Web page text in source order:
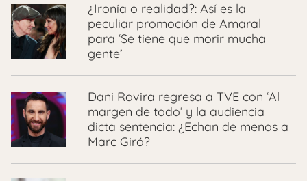
¿Ironía o realidad?: Así es la
peculiar promoción de Amaral
para ‘Se tiene que morir mucha
gente’
Dani Rovira regresa a TVE con ‘Al
margen de todo’ y la audiencia
dicta sentencia: ¿Echan de menos a
Marc Giró?